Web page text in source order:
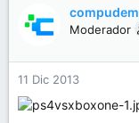
a
r
d
e
l
d
e
n
c
i
Moderador
11 Dic 2013